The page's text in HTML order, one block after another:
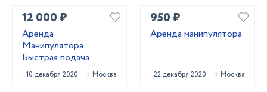
12 000 ₽
Аренда
Манипулятора
Быстрая подача
10 декабря 2020 Москва
950 ₽
Аренда манипулятора
22 декабря 2020 Москва